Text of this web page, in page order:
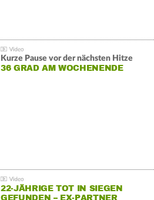
Kurze Pause vor der nächsten Hitze
36 GRAD AM WOCHENENDE
22-JÄHRIGE TOT IN SIEGEN